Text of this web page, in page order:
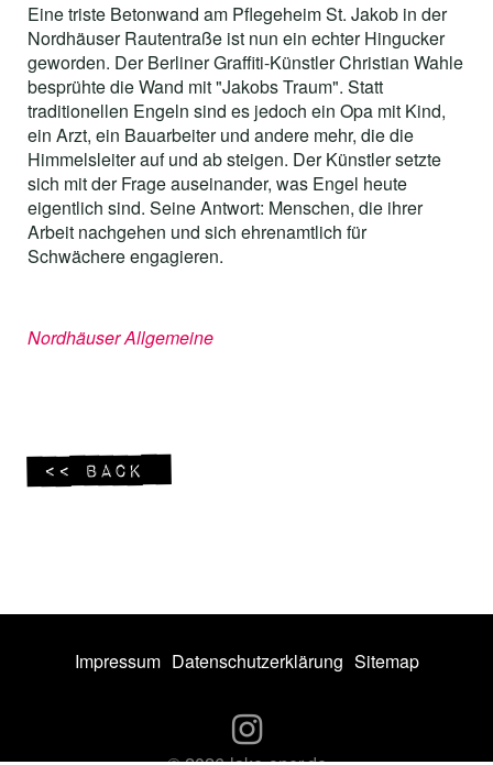
Eine triste Betonwand am Pflegeheim St. Jakob in der
Nordhäuser Rautentraße ist nun ein echter Hingucker
geworden. Der Berliner Graffiti-Künstler Christian Wahle
besprühte die Wand mit "Jakobs Traum". Statt
traditionellen Engeln sind es jedoch ein Opa mit Kind,
ein Arzt, ein Bauarbeiter und andere mehr, die die
Himmelsleiter auf und ab steigen. Der Künstler setzte
sich mit der Frage auseinander, was Engel heute
eigentlich sind. Seine Antwort: Menschen, die ihrer
Arbeit nachgehen und sich ehrenamtlich für
Schwächere engagieren.
Nordhäuser Allgemeine
<< Back
Impressum Datenschutzerklärung Sitemap